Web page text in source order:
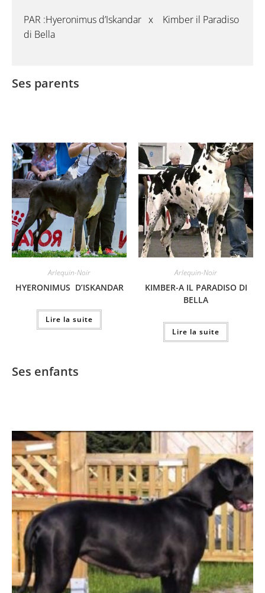
PAR :Hyeronimus d’Iskandar x Kimber il Paradiso
di Bella
Ses parents
Arlequin-Noir
HYERONIMUS D’ISKANDAR
Lire la suite
Arlequin-Noir
KIMBER-A IL PARADISO DI
BELLA
Lire la suite
Ses enfants